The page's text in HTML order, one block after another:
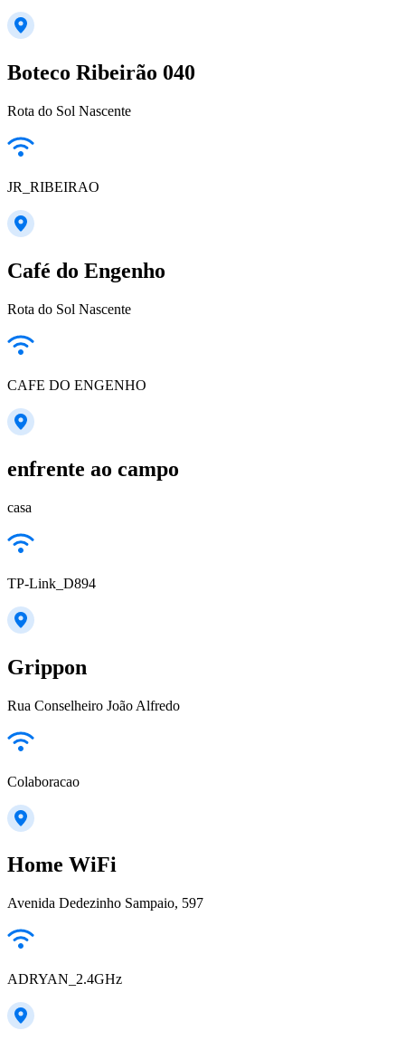
Boteco Ribeirão 040
Rota do Sol Nascente
JR_RIBEIRAO
Café do Engenho
Rota do Sol Nascente
CAFE DO ENGENHO
enfrente ao campo
casa
TP-Link_D894
Grippon
Rua Conselheiro João Alfredo
Colaboracao
Home WiFi
Avenida Dedezinho Sampaio, 597
ADRYAN_2.4GHz